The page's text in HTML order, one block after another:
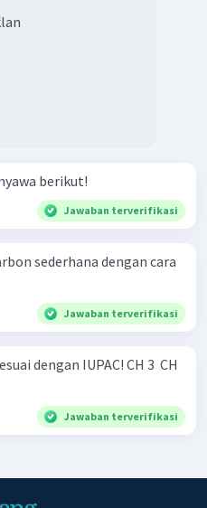
berikut!
Jawaban terverifikasi
sederhana dengan cara
Jawaban terverifikasi
IUPAC! CH 3 ​ CH
Jawaban terverifikasi